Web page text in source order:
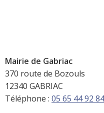
Mairie de Gabriac
370 route de Bozouls
12340 GABRIAC
Téléphone : 05 65 44 92 84